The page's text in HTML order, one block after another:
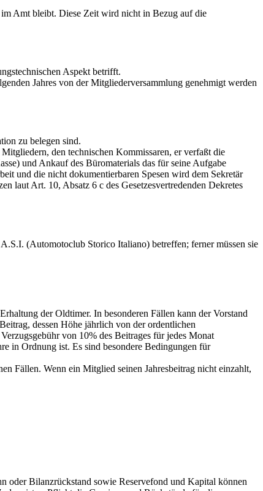
im Amt bleibt. Diese Zeit wird nicht in Bezug auf die
Aspekt betrifft.
Jahres von der Mitgliederversammlung genehmigt werden
zu belegen sind.
den technischen Kommissaren, er verfaßt die
und Ankauf des Büromaterials das für seine Aufgabe
und die nicht dokumentierbaren Spesen wird dem Sekretär
laut Art. 10, Absatz 6 c des Gesetzesvertredenden Dekretes
(Automotoclub Storico Italiano) betreffen; ferner müssen sie
der Oldtimer. In besonderen Fällen kann der Vorstand
dessen Höhe jährlich von der ordentlichen
von 10% des Beitrages für jedes Monat
in Ordnung ist. Es sind besondere Bedingungen für
Fällen. Wenn ein Mitglied seinen Jahresbeitrag nicht einzahlt,
oder Bilanzrückstand sowie Reservefond und Kapital können